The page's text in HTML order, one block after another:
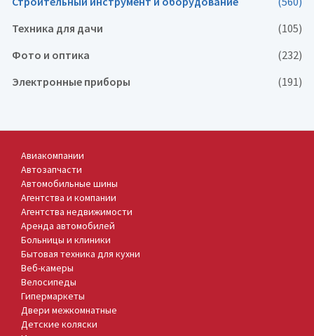
Техника для дачи
(105)
Фото и оптика
(232)
Электронные приборы
(191)
Авиакомпании
Автозапчасти
Автомобильные шины
Агентства и компании
Агентства недвижимости
Аренда автомобилей
Больницы и клиники
Бытовая техника для кухни
Веб-камеры
Велосипеды
Гипермаркеты
Двери межкомнатные
Детские коляски